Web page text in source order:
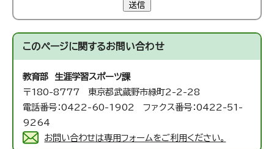
送信
このページに関するお問い合わせ
教育部 生涯学習スポーツ課
〒180-8777 東京都武蔵野市緑町2-2-28
電話番号：0422-60-1902 ファクス番号：0422-51-
9264
お問い合わせは専用フォームをご利用ください。